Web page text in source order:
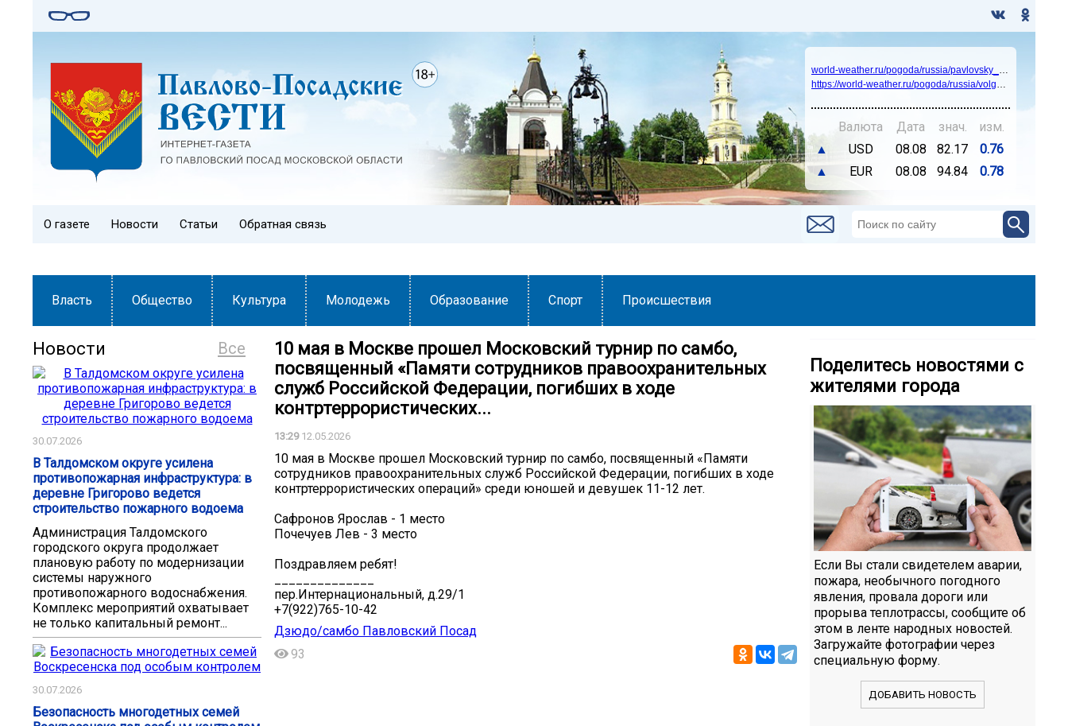
world-weather.ru/pogoda/russia/pavlovsky_posad/14days/
https://world-weather.ru/pogoda/russia/volgograd/
Валюта Дата знач.
изм.
▲
USD 08.08 82.17
0.76
▲
EUR 08.08 94.84 0.78
О газете Новости Статьи Обратная связь
Власть Общество Культура Молодежь Образование Спорт Происшествия
Все
Новости
30.07.2026
В Талдомском округе усилена
противопожарная инфраструктура: в
деревне Григорово ведется
строительство пожарного водоема
Администрация Талдомского
городского округа продолжает
плановую работу по модернизации
системы наружного
противопожарного водоснабжения.
Комплекс мероприятий охватывает
не только капитальный ремонт...
30.07.2026
Безопасность многодетных семей
10 мая в Москве прошел Московский турнир по самбо,
посвященный «Памяти сотрудников правоохранительных
служб Российской Федерации, погибших в ходе
контртеррористических...
13:2912.05.2026
10 мая в Москве прошел Московский турнир по самбо, посвященный «Памяти
сотрудников правоохранительных служб Российской Федерации, погибших в ходе
контртеррористических операций» среди юношей и девушек 11-12 лет.
Сафронов Ярослав - 1 место
Почечуев Лев - 3 место
Поздравляем ребят!
пер.Интернациональный, д.29/1
️+7(922)765-10-42
Дзюдо/самбо Павловский Посад
93
Поделитесь новостями с
жителями города
Если Вы стали свидетелем аварии,
пожара, необычного погодного
явления, провала дороги или
прорыва теплотрассы, сообщите об
этом в ленте народных новостей.
Загружайте фотографии через
специальную форму.
ДОБАВИТЬ НОВОСТЬ